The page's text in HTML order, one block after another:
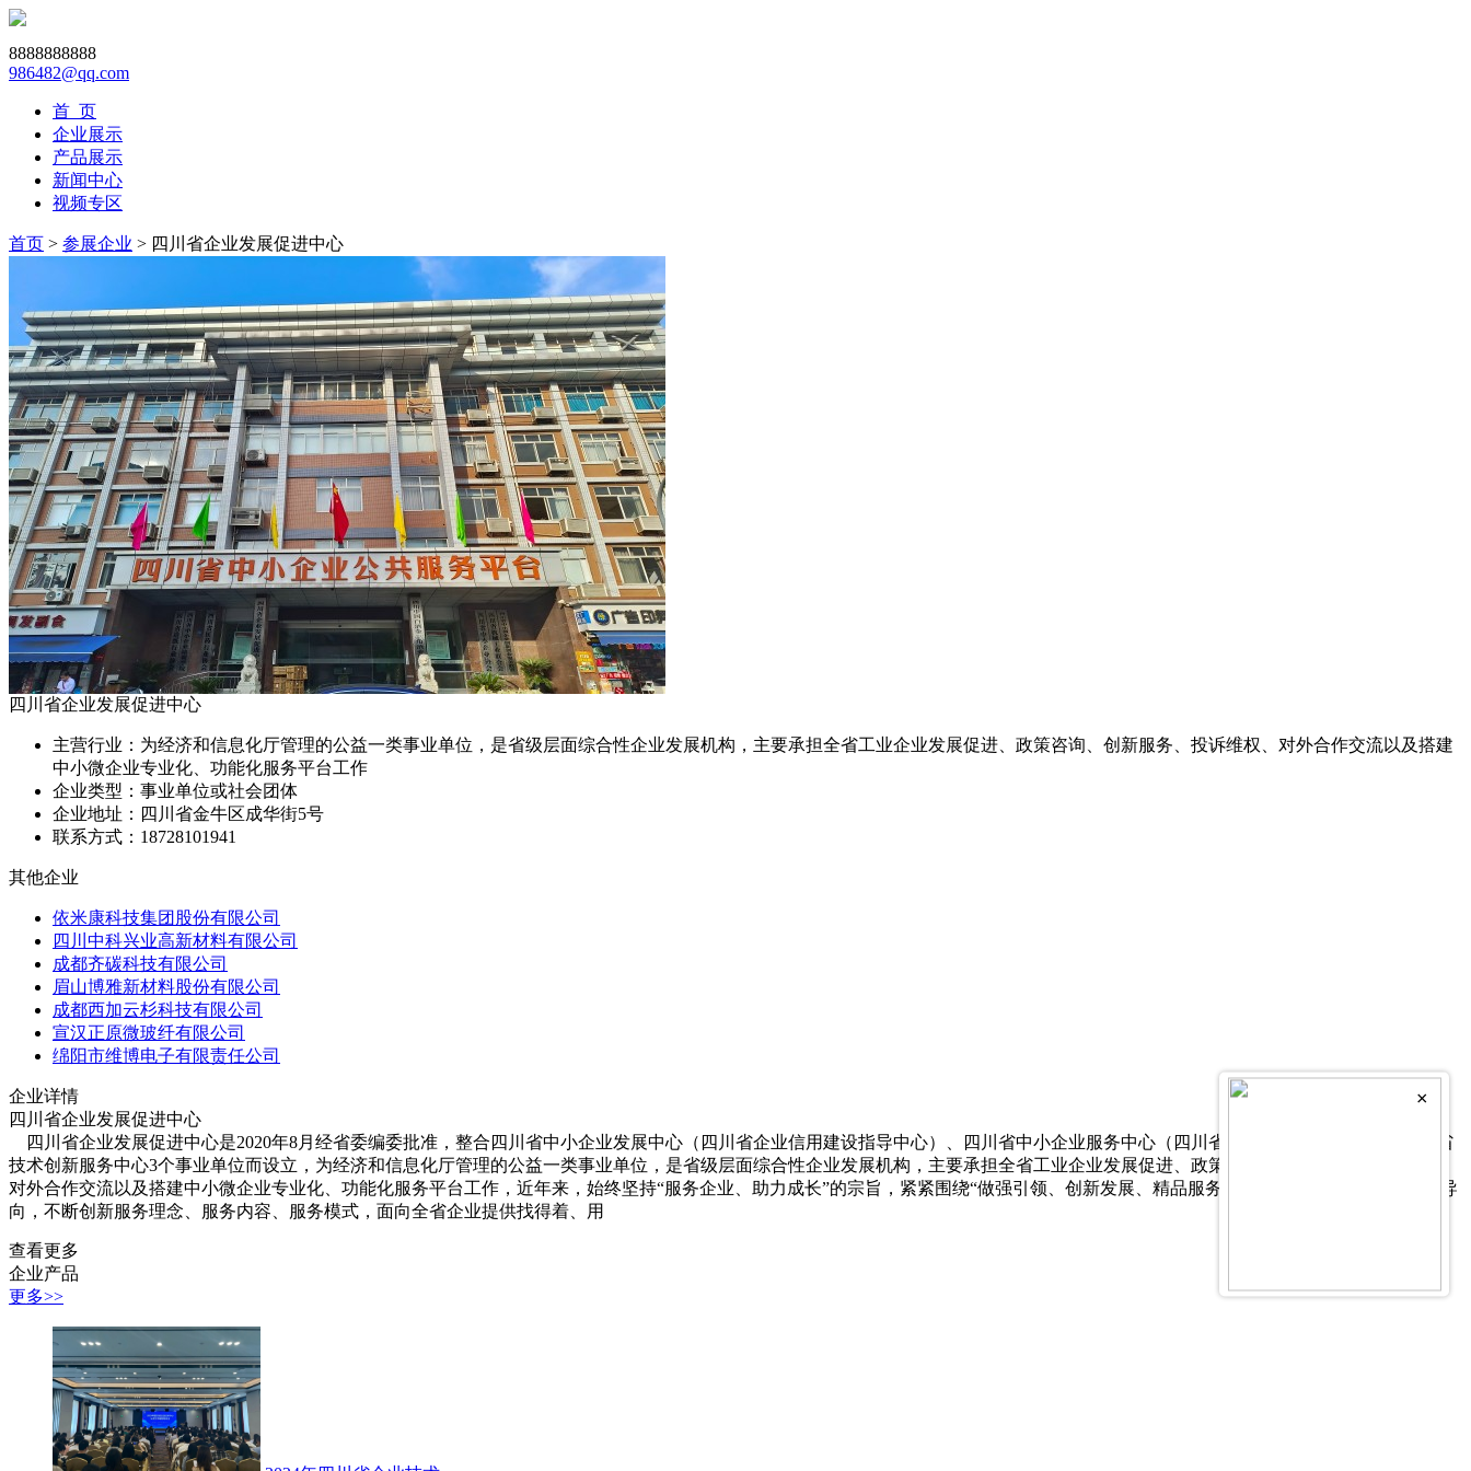
8888888888
986482@qq.com
首 页
企业展示
产品展示
新闻中心
视频专区
首页 > 参展企业 > 四川省企业发展促进中心
四川省企业发展促进中心
主营行业： 为经济和信息化厅管理的公益一类事业单位，是省级层面综合性企业发展机构，主要承担全省工业企业发展促进、政策咨询、创新服务、投诉维权、对外合作交流以及搭建
中小微企业专业化、功能化服务平台工作
企业类型： 事业单位或社会团体
企业地址： 四川省金牛区成华街5号
联系方式： 18728101941
其他企业
依米康科技集团股份有限公司
四川中科兴业高新材料有限公司
成都齐碳科技有限公司
眉山博雅新材料股份有限公司
成都西加云杉科技有限公司
宣汉正原微玻纤有限公司
绵阳市维博电子有限责任公司
企业详情
四川省企业发展促进中心
四川省企业发展促进中心是2020年8月经省委编委批准，整合四川省中小企业发展中心（四川省企业信用建设指导中心）、四川省中小企业服务中心（四川省中小企业培训中心）、四川省
技术创新服务中心3个事业单位而设立，为经济和信息化厅管理的公益一类事业单位，是省级层面综合性企业发展机构，主要承担全省工业企业发展促进、政策咨询、创新服务、投诉维权、
对外合作交流以及搭建中小微企业专业化、功能化服务平台工作，近年来，始终坚持“服务企业、助力成长”的宗旨，紧紧围绕“做强引领、创新发展、精品服务”的战略目标，以企业需求为导
向，不断创新服务理念、服务内容、服务模式，面向全省企业提供找得着、用
查看更多
企业产品
更多>>
×